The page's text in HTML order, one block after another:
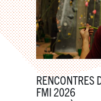
RENCONTRES
FMI 2026